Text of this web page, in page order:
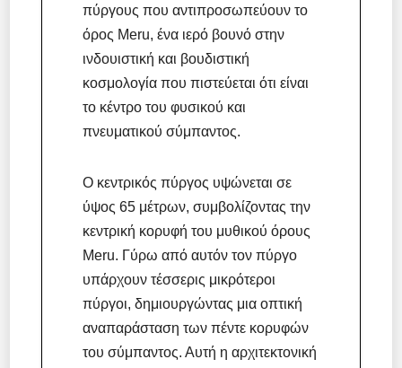
πύργους που αντιπροσωπεύουν το
όρος Meru, ένα ιερό βουνό στην
ινδουιστική και βουδιστική
κοσμολογία που πιστεύεται ότι είναι
το κέντρο του φυσικού και
πνευματικού σύμπαντος.
Ο κεντρικός πύργος υψώνεται σε
ύψος 65 μέτρων, συμβολίζοντας την
κεντρική κορυφή του μυθικού όρους
Meru. Γύρω από αυτόν τον πύργο
υπάρχουν τέσσερις μικρότεροι
πύργοι, δημιουργώντας μια οπτική
αναπαράσταση των πέντε κορυφών
του σύμπαντος. Αυτή η αρχιτεκτονική